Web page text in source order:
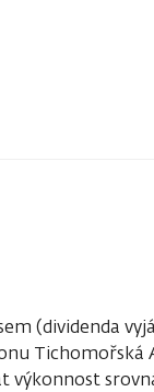
(dividenda